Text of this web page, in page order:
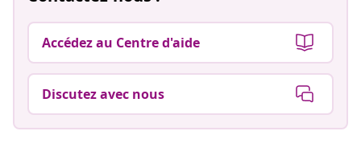
Accédez au Centre d'aide
Discutez avec nous